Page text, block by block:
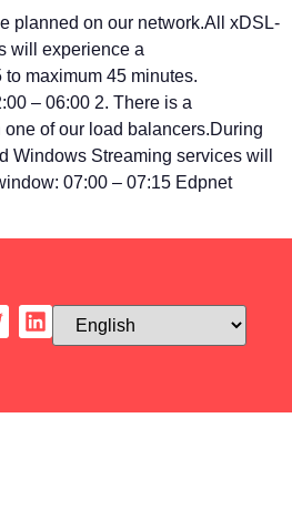
planned on our network.All xDSL-
will experience a
maximum 45 minutes.
– 06:00 2. There is a
of our load balancers.During
Windows Streaming services will
07:00 – 07:15 Edpnet